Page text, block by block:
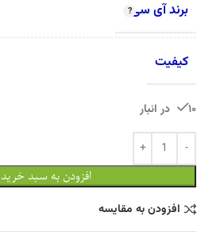
برند آی سی
کیفیت
10 در انبار
افزودن به سبد خرید
افزودن به مقایسه